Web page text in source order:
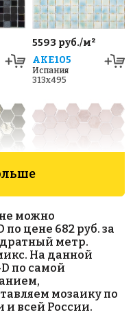
5593 руб./м²
AKE105
Испания
313x495
AKE222
Испания
330x298
можно
цене 682 руб. за
метр.
На данной
по самой
мозаику по
и всей России.